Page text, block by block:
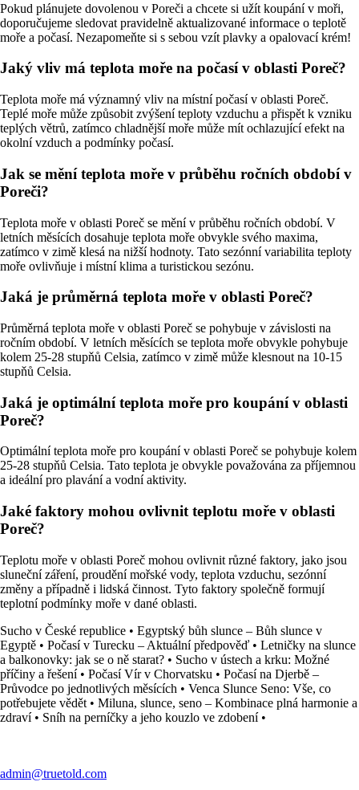
Pokud plánujete dovolenou v Poreči a chcete si užít koupání v moři,
doporučujeme sledovat pravidelně aktualizované informace o teplotě
moře a počasí. Nezapomeňte si s sebou vzít plavky a opalovací krém!
Jaký vliv má teplota moře na počasí v oblasti Poreč?
Teplota moře má významný vliv na místní počasí v oblasti Poreč.
Teplé moře může způsobit zvýšení teploty vzduchu a přispět k vzniku
teplých větrů, zatímco chladnější moře může mít ochlazující efekt na
okolní vzduch a podmínky počasí.
Jak se mění teplota moře v průběhu ročních období v
Poreči?
Teplota moře v oblasti Poreč se mění v průběhu ročních období. V
letních měsících dosahuje teplota moře obvykle svého maxima,
zatímco v zimě klesá na nižší hodnoty. Tato sezónní variabilita teploty
moře ovlivňuje i místní klima a turistickou sezónu.
Jaká je průměrná teplota moře v oblasti Poreč?
Průměrná teplota moře v oblasti Poreč se pohybuje v závislosti na
ročním období. V letních měsících se teplota moře obvykle pohybuje
kolem 25-28 stupňů Celsia, zatímco v zimě může klesnout na 10-15
stupňů Celsia.
Jaká je optimální teplota moře pro koupání v oblasti
Poreč?
Optimální teplota moře pro koupání v oblasti Poreč se pohybuje kolem
25-28 stupňů Celsia. Tato teplota je obvykle považována za příjemnou
a ideální pro plavání a vodní aktivity.
Jaké faktory mohou ovlivnit teplotu moře v oblasti
Poreč?
Teplotu moře v oblasti Poreč mohou ovlivnit různé faktory, jako jsou
sluneční záření, proudění mořské vody, teplota vzduchu, sezónní
změny a případně i lidská činnost. Tyto faktory společně formují
teplotní podmínky moře v dané oblasti.
Sucho v České republice • Egyptský bůh slunce – Bůh slunce v
Egyptě • Počasí v Turecku – Aktuální předpověď • Letničky na slunce
a balkonovky: jak se o ně starat? • Sucho v ústech a krku: Možné
příčiny a řešení• Počasí Vír v Chorvatsku • Počasí na Djerbě –
Průvodce po jednotlivých měsících • Venca Slunce Seno: Vše, co
potřebujete vědět • Miluna, slunce, seno – Kombinace plná harmonie a
zdraví• Sníh na perníčky a jeho kouzlo ve zdobení•
admin@truetold.com